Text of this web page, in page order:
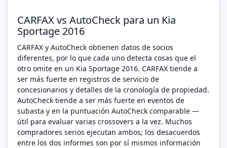
CARFAX vs AutoCheck para un Kia
Sportage 2016
CARFAX y AutoCheck obtienen datos de socios
diferentes, por lo que cada uno detecta cosas que el
otro omite en un Kia Sportage 2016. CARFAX tiende a
ser más fuerte en registros de servicio de
concesionarios y detalles de la cronología de propiedad.
AutoCheck tiende a ser más fuerte en eventos de
subasta y en la puntuación AutoCheck comparable —
útil para evaluar varias crossovers a la vez. Muchos
compradores serios ejecutan ambos; los desacuerdos
entre los dos informes son por sí mismos información